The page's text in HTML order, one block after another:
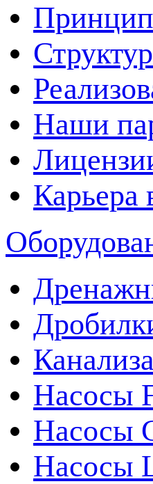
Наши
Карьера
Насосы
Насосы
Насосы